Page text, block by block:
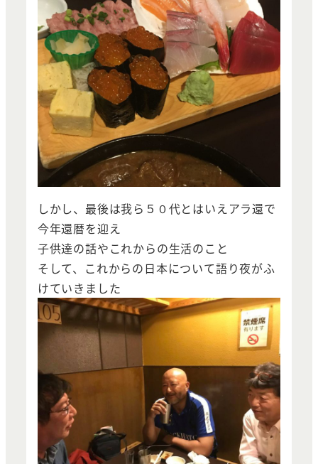
しかし、最後は我ら５０代とはいえアラ還で
今年還暦を迎え
子供達の話やこれからの生活のこと
そして、これからの日本について語り夜がふ
けていきました